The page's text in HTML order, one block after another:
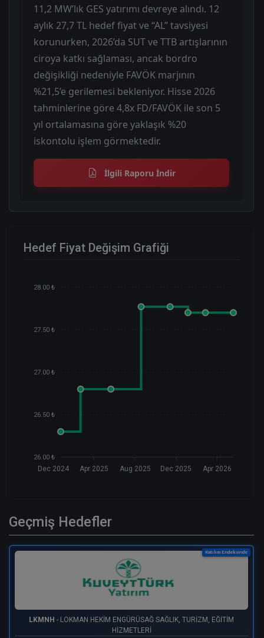
11,2 MW’lık GES yatırımı devreye alındı. 12
aylık 27,7 TL hedef fiyat ve “AL” tavsiyesi
korunurken, 2026’da SUT ve TTB artışlarının
ciroya katkı sağlaması, ancak bordro
değişikliği nedeniyle FAVÖK marjının
%21,5’e gerilemesi bekleniyor. Hisse 2026
tahminlerine göre 4,8x FD/FAVÖK ile son 5
yıl ortalamasına göre yaklaşık %20
iskontolu işlem görmektedir.
İlgili Raporu İndir
Hedef Fiyat Değişim Grafiği
28.00 ₺
27.50 ₺
27.00 ₺
26.50 ₺
26.00 ₺
Dec 2024 Apr 2025 Aug 2025 Dec 2025 Apr 2026
Geçmiş Hedefler
Katılım Endeksinde
LKMNH - LOKMAN HEKİM ENGÜRÜSAĞ SAĞLIK, TURİZM, EĞİTİM
HİZMETLERİ